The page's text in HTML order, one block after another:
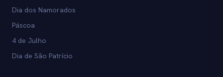
Dia dos Namorados
Páscoa
4 de Julho
Dia de São Patrício